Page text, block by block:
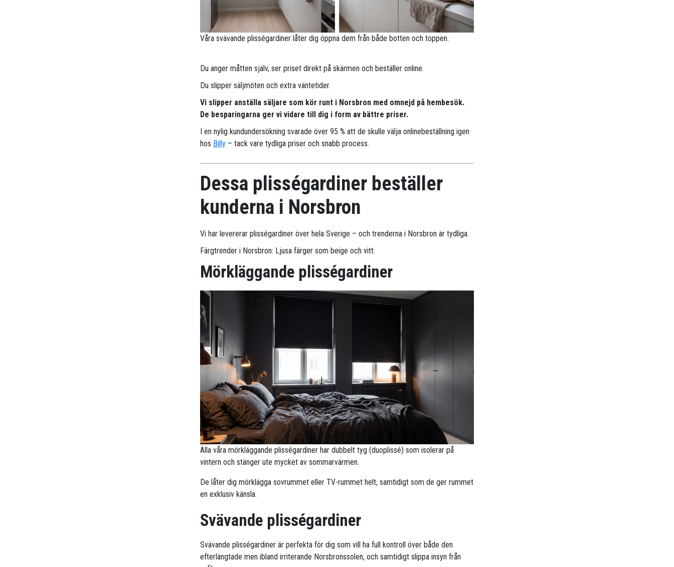
Våra svävande plisségardiner låter dig öppna dem från både botten och toppen.
Du anger måtten själv, ser priset direkt på skärmen och beställer online.
Du slipper säljmöten och extra väntetider.
Vi slipper anställa säljare som kör runt i Norsbron med omnejd på hembesök.
De besparingarna ger vi vidare till dig i form av bättre priser.
I en nylig kundundersökning svarade över 95 % att de skulle välja onlinebeställning igen
hos Billy – tack vare tydliga priser och snabb process.
Dessa plisségardiner beställer
kunderna i Norsbron
Vi har levererar plisségardiner över hela Sverige – och trenderna i Norsbron är tydliga.
Färgtrender i Norsbron: Ljusa färger som beige och vitt.
Mörkläggande plisségardiner
Alla våra mörkläggande plisségardiner har dubbelt tyg (duoplissé) som isolerar på
vintern och stänger ute mycket av sommarvärmen.
De låter dig mörklägga sovrummet eller TV-rummet helt, samtidigt som de ger rummet
en exklusiv känsla.
Svävande plisségardiner
Svävande plisségardiner är perfekta för dig som vill ha full kontroll över både den
efterlängtade men ibland irriterande Norsbronssolen, och samtidigt slippa insyn från